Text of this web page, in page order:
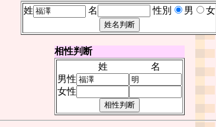
姓
名 性別 男 女
相性判断
姓
名
男性
女性